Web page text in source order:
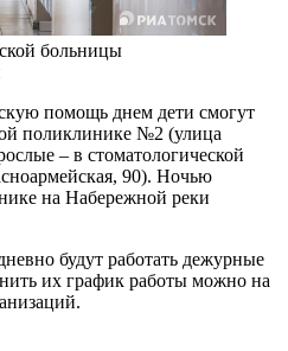
больницы
помощь днем дети смогут
поликлинике №2 (улица
– в стоматологической
90). Ночью
на Набережной реки
будут работать дежурные
их график работы можно на